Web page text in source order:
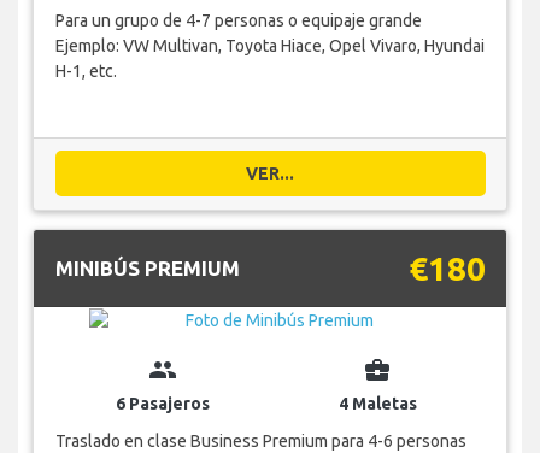
Para un grupo de 4-7 personas o equipaje grande
Ejemplo: VW Multivan, Toyota Hiace, Opel Vivaro, Hyundai
H-1, etc.
VER...
MINIBÚS PREMIUM €180
group
6 Pasajeros
business_center
4 Maletas
Traslado en clase Business Premium para 4-6 personas